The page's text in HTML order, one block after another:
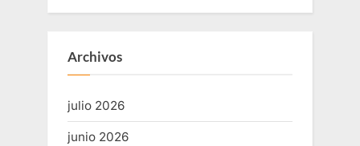
Archivos
julio 2026
junio 2026